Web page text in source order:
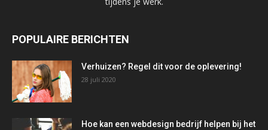
POPULAIRE BERICHTEN
Verhuizen? Regel dit voor de oplevering!
28 juli 2020
Hoe kan een webdesign bedrijf helpen bij het